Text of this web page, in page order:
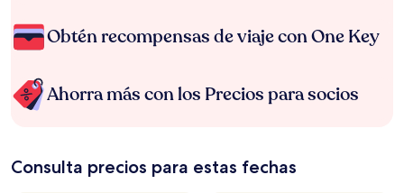
Obtén recompensas de viaje con One Key
Ahorra más con los Precios para socios
Consulta precios para estas fechas